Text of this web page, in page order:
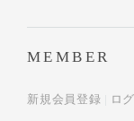
MEMBER
新規会員登録 ロ